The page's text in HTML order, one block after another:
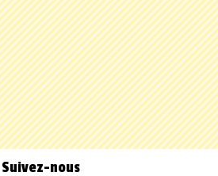
Suivez-nous